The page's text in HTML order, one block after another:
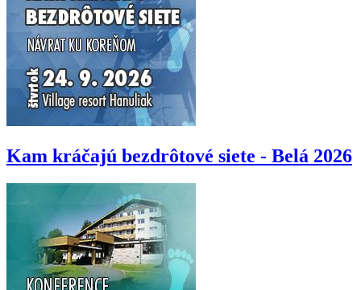
Kam kráčajú bezdrôtové siete - Belá 2026